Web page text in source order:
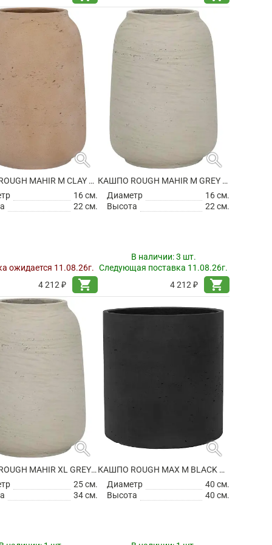
search
КАШПО ROUGH MAHIR M CLAY WASHED
16 см.
22 см.
ожидается 11.08.26г.
4 212 ₽
shopping_cart
search
КАШПО ROUGH MAHIR M GREY WASHED
Диаметр
16 см.
Высота
22 см.
В наличии:3 шт.
Следующая поставка 11.08.26г.
4 212 ₽
shopping_cart
search
КАШПО ROUGH MAHIR XL GREY WASHED
25 см.
34 см.
search
КАШПО ROUGH MAX M BLACK WASHED
Диаметр
40 см.
Высота
40 см.